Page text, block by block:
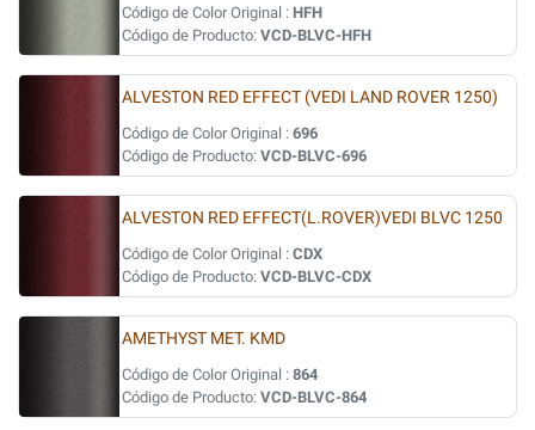
Código de Color Original : HFH
Código de Producto: VCD-BLVC-HFH
ALVESTON RED EFFECT (VEDI LAND ROVER 1250)
Código de Color Original : 696
Código de Producto: VCD-BLVC-696
ALVESTON RED EFFECT(L.ROVER)VEDI BLVC 1250
Código de Color Original : CDX
Código de Producto: VCD-BLVC-CDX
AMETHYST MET. KMD
Código de Color Original : 864
Código de Producto: VCD-BLVC-864